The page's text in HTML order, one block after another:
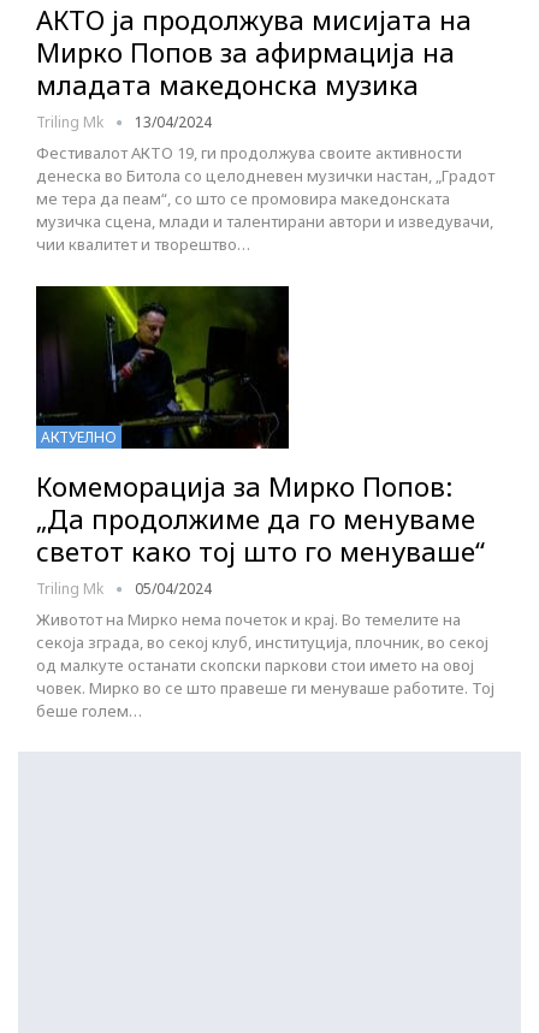
АКТО ја продолжува мисијата на
Мирко Попов за афирмација на
младата македонска музика
Triling Mk 13/04/2024
Фестивалот АКТО 19, ги продолжува своите активности
денеска во Битола со целодневен музички настан, „Градот
ме тера да пеам“, со што се промовира македонската
музичка сцена, млади и талентирани автори и изведувачи,
чии квалитет и творештво…
АКТУЕЛНО
Комеморација за Мирко Попов:
„Да продолжиме да го менуваме
светот како тој што го менуваше“
Triling Mk 05/04/2024
Животот на Мирко нема почеток и крај. Во темелите на
секоја зграда, во секој клуб, институција, плочник, во секој
од малкуте останати скопски паркови стои името на овој
човек. Мирко во се што правеше ги менуваше работите. Тој
беше голем…